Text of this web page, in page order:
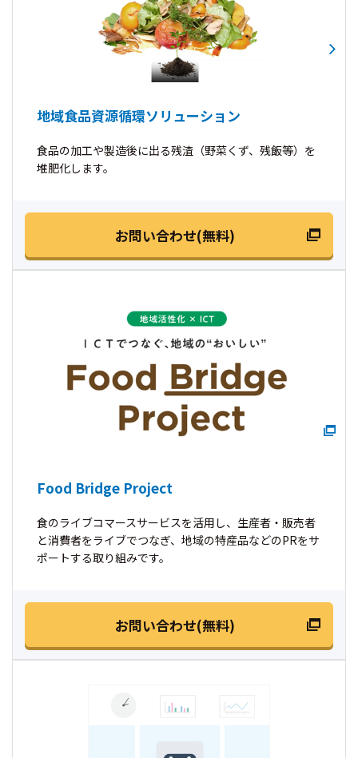
地域食品資源循環ソリューション
食品の加工や製造後に出る残渣（野菜くず、残飯等）を
堆肥化します。
お問い合わせ(無料)
Food Bridge Project
食のライブコマースサービスを活用し、生産者・販売者
と消費者をライブでつなぎ、地域の特産品などのPRをサ
ポートする取り組みです。
お問い合わせ(無料)